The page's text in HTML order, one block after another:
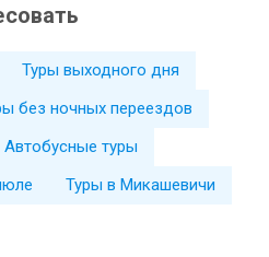
Туры выходного дня
без ночных переездов
Автобусные туры
Туры в Микашевичи